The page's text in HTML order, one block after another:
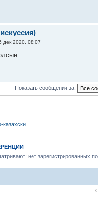
дек 2020, 08:07
Показать сообщения за:
казахски
нет зарегистрированных